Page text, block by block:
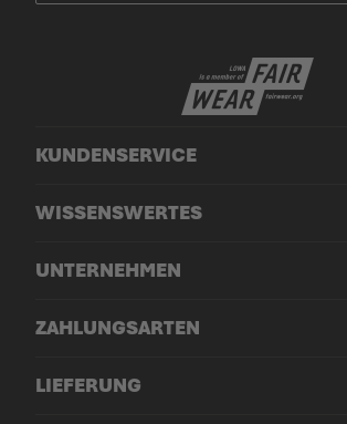
KUNDENSERVICE
WISSENSWERTES
UNTERNEHMEN
ZAHLUNGSARTEN
LIEFERUNG